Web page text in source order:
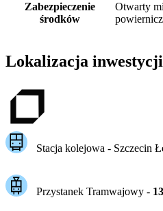
Zabezpieczenie
środków
Otwarty
Lokalizacja inwestycji
Stacja kolejowa - Szczecin
Przystanek Tramwajowy -